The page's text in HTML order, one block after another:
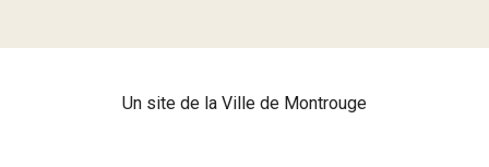
Un site de la Ville de Montrouge